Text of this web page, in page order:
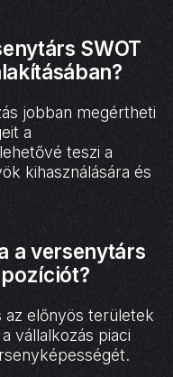
SWOT
jobban megértheti
a
teszi a
kihasználására és
a versenytárs
az előnyös területek
vállalkozás piaci